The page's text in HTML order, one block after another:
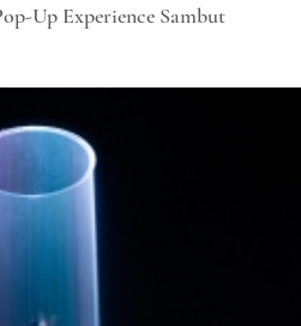
Up Experience Sambut